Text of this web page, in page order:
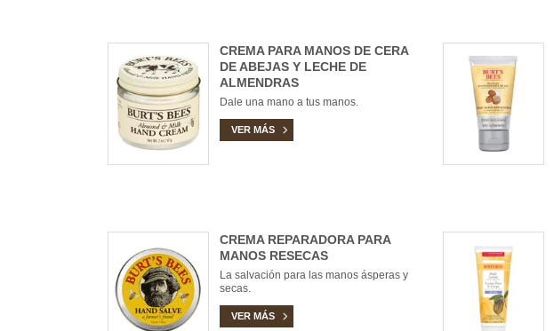
CREMA PARA MANOS DE CERA
DE ABEJAS Y LECHE DE
ALMENDRAS
Dale una mano a tus manos.
VER MÁS
CREMA REPARADORA PARA
MANOS RESECAS
La salvación para las manos ásperas y
secas.
VER MÁS